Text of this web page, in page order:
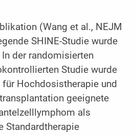
(Wang et al., NEJM
SHINE-Studie wurde
der randomisierten
Studie wurde
Hochdosistherapie und
geeignete
als
Standardtherapie